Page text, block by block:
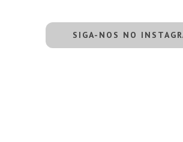
SIGA-NOS NO